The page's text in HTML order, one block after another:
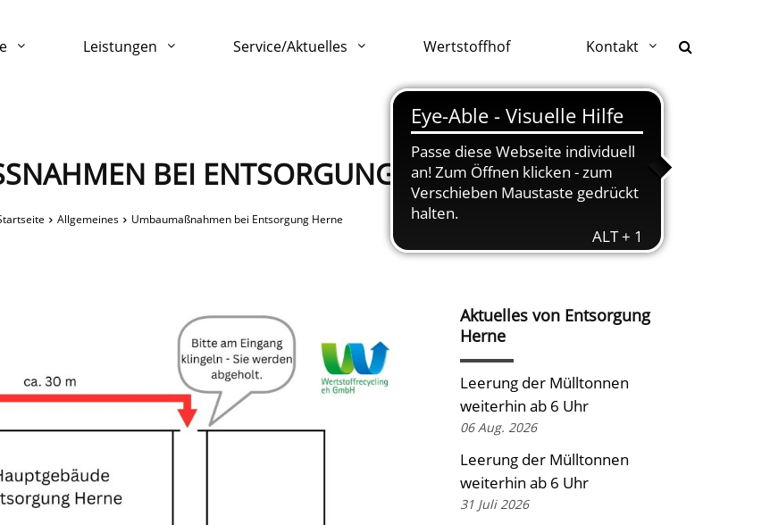
Leistungen Service/Aktuelles Wertstoffhof Kontakt
BEI ENTSORGUNG HERNE
Allgemeines Umbaumaßnahmen bei Entsorgung Herne
Aktuelles von Entsorgung
Herne
Leerung der Mülltonnen
weiterhin ab 6 Uhr
06 Aug. 2026
Leerung der Mülltonnen
weiterhin ab 6 Uhr
31 Juli 2026